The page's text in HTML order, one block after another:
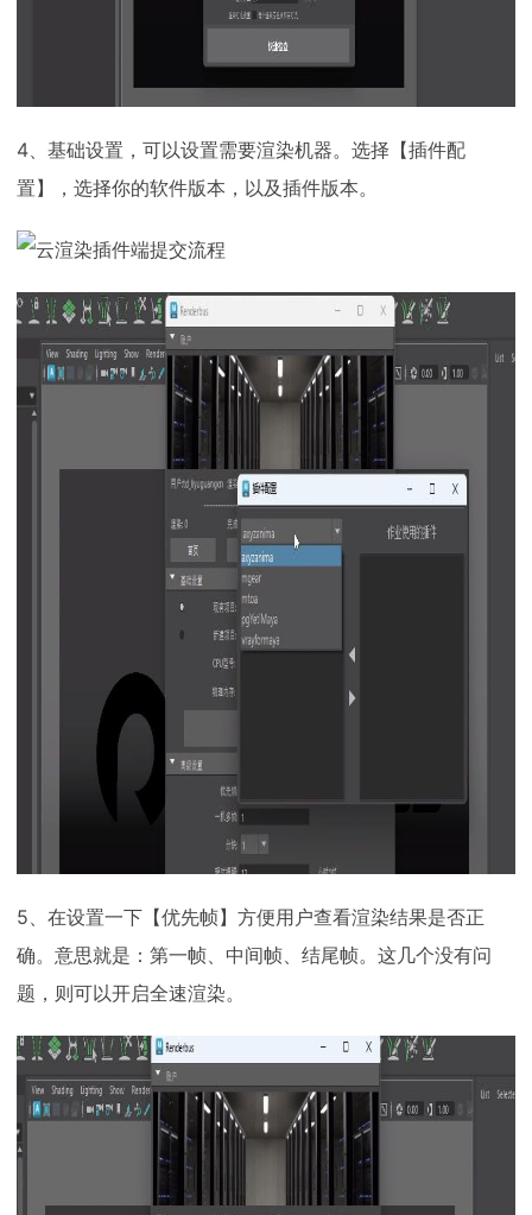
4、基础设置，可以设置需要渲染机器。选择【插件配
置】，选择你的软件版本，以及插件版本。
5、在设置一下【优先帧】方便用户查看渲染结果是否正
确。意思就是：第一帧、中间帧、结尾帧。这几个没有问
题，则可以开启全速渲染。